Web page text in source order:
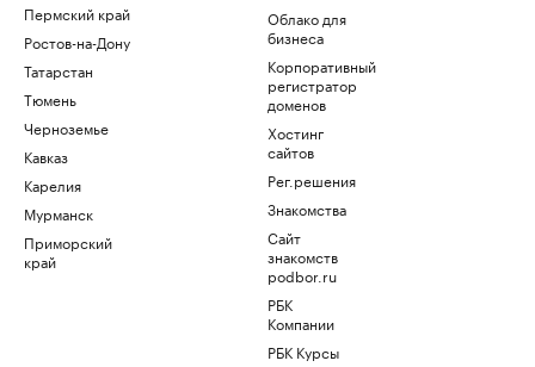
Пермский край
Ростов-на-Дону
Татарстан
Тюмень
Черноземье
Кавказ
Карелия
Мурманск
Приморский
край
Облако для
бизнеса
Корпоративный
регистратор
доменов
Хостинг
сайтов
Рег.решения
Знакомства
Сайт
знакомств
podbor.ru
РБК
Компании
РБК Курсы